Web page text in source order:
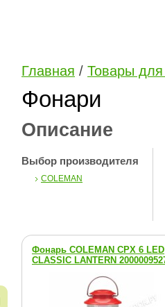
Главная / Товары для
Фонари
Описание
Выбор производителя
COLEMAN
Фонарь COLEMAN CPX 6 LED
CLASSIC LANTERN